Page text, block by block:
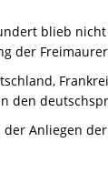
blieb
der
den
Anliegen